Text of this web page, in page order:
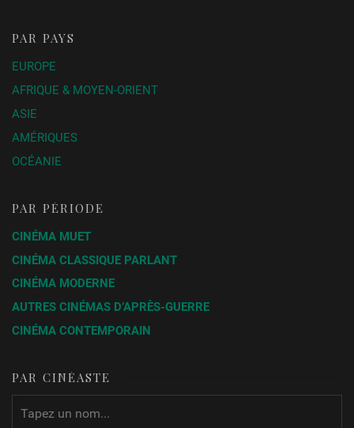
PAR PAYS
EUROPE
AFRIQUE & MOYEN-ORIENT
ASIE
AMÉRIQUES
OCÉANIE
PAR PÉRIODE
CINÉMA MUET
CINÉMA CLASSIQUE PARLANT
CINÉMA MODERNE
AUTRES CINÉMAS D’APRÈS-GUERRE
CINÉMA CONTEMPORAIN
PAR CINÉASTE